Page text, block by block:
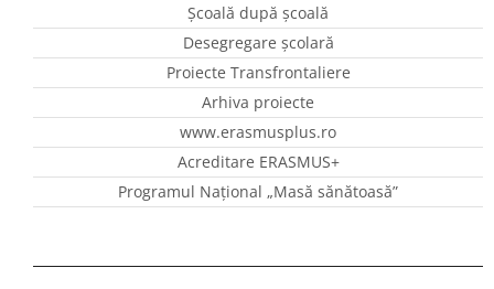
Școală după școală
Desegregare școlară
Proiecte Transfrontaliere
Arhiva proiecte
www.erasmusplus.ro
Acreditare ERASMUS+
Programul Național „Masă sănătoasă”